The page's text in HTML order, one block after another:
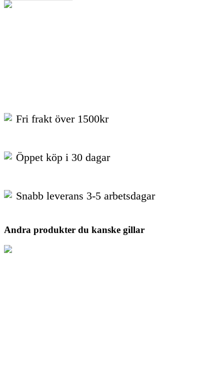
Fri frakt över 1500kr
Öppet köp i 30 dagar
Snabb leverans 3-5 arbetsdagar
Andra produkter du kanske gillar